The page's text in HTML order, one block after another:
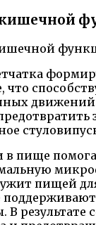
кишечной
в пище
пищей
результате